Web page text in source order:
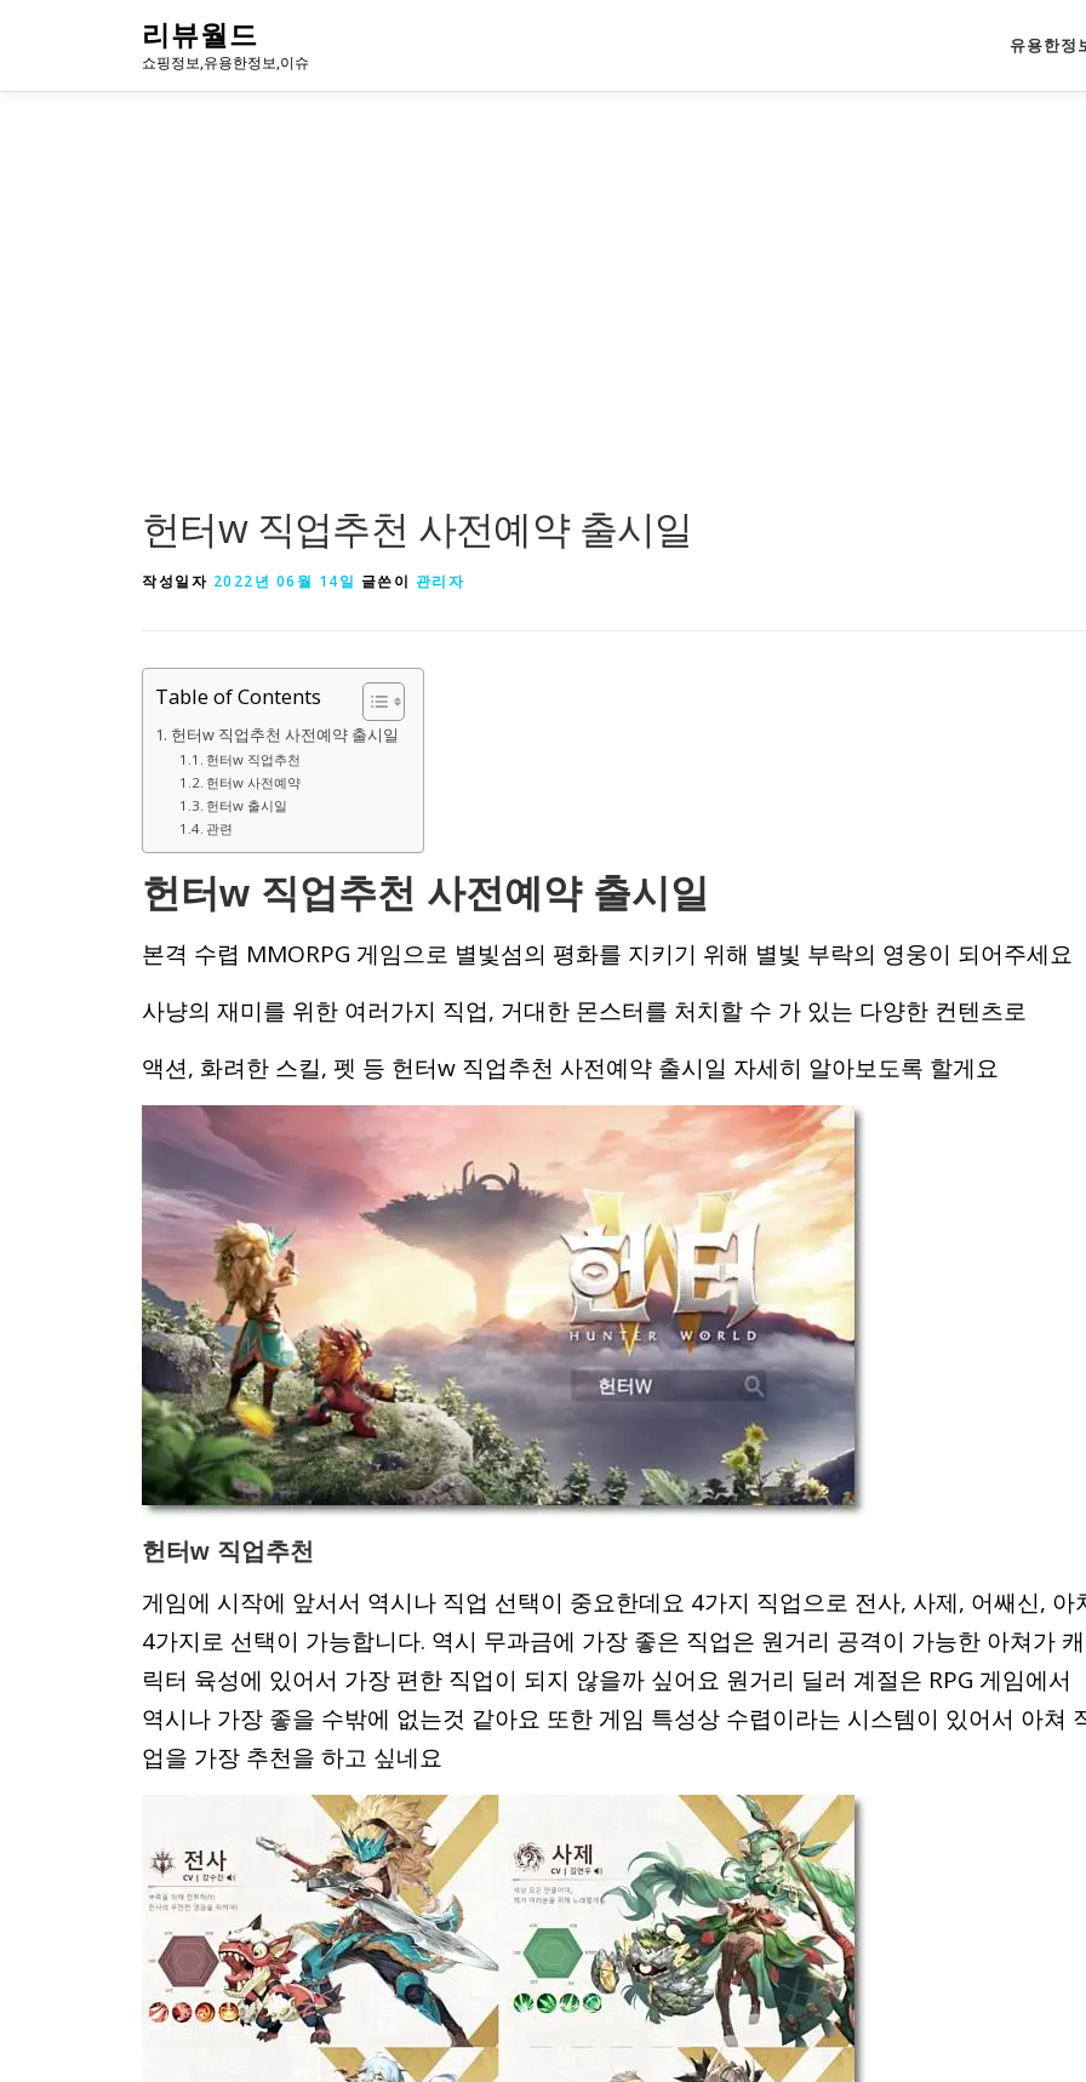
로
리뷰월드
쇼핑정보,유용한정보,이슈
유용한정
헌터w 직업추천 사전예약 출시일
작성일자 2022년 06월 14일 글쓴이 관리자
Table of Contents
헌터w 직업추천 사전예약 출시일
헌터w 직업추천
헌터w 사전예약
헌터w 출시일
관련
헌터w 직업추천 사전예약 출시일
본격 수렵 MMORPG 게임으로 별빛섬의 평화를 지키기 위해 별빛 부락의 영웅이 되어주세요
사냥의 재미를 위한 여러가지 직업, 거대한 몬스터를 처치할 수 가 있는 다양한 컨텐츠로
액션, 화려한 스킬, 펫 등 헌터w 직업추천 사전예약 출시일 자세히 알아보도록 할게요
헌터w 직업추천
게임에 시작에 앞서서 역시나 직업 선택이 중요한데요 4가지 직업으로 전사, 사제, 어쌔신, 아
4가지로 선택이 가능합니다. 역시 무과금에 가장 좋은 직업은 원거리 공격이 가능한 아쳐가 캐
릭터 육성에 있어서 가장 편한 직업이 되지 않을까 싶어요 원거리 딜러 계절은 RPG 게임에서
역시나 가장 좋을 수밖에 없는것 같아요 또한 게임 특성상 수렵이라는 시스템이 있어서 아쳐
업을 가장 추천을 하고 싶네요